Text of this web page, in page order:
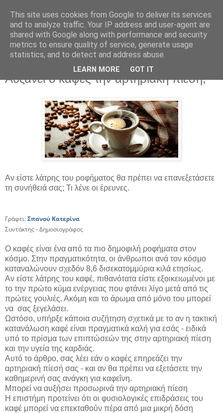
Σάββατο 8 Ιουνίου 2019
Αυξάνει ο καφές την αρτηριακή πίεση;
Αν είστε λάτρης του ροφήματος θα πρέπει να επανεξετάσετε
τη συνήθειά σας; Τι λένε οι έρευνες.
Γράφει:Σπανού Κατερίνα
Συντάκτης - Δημοσιογράφος
Ο καφές είναι ένα από τα πιο δημοφιλή ροφήματα στον
κόσμο. Στην πραγματικότητα, οι άνθρωποι ανά τον κόσμο
καταναλώνουν σχεδόν 8,6 δισεκατομμύρια κιλά ετησίως.
Αν είστε λάτρης του καφέ, πιθανότατα είστε εξοικειωμένοι με
το την πρώτο κύμα ενέργειας που φτάνει λίγο μετά από τις
πρώτες γουλιές. Ακόμη και το άρωμα από μόνο του μπορεί
να σας ξεγελάσει.
Ωστόσο, υπήρξε κάποια συζήτηση σχετικά με το αν η τακτική
κατανάλωση καφέ είναι πραγματικά καλή για εσάς - ειδικά
υπό το πρίσμα των επιπτώσεών της στην αρτηριακή πίεση
και την υγεία της καρδιάς.
Αυτό το άρθρο, σας λέει εάν ο καφές επηρεάζει την
αρτηριακή πίεσή σας - και αν θα πρέπει να εξετάσετε την
καθημερινή σας ανάγκη για καφεΐνη.
Μπορεί να αυξήσει προσωρινά την αρτηριακή πίεση
Η επιστήμη προτείνει ότι οι φυσιολογικές επιδράσεις του
καφέ μπορεί να επεκταθούν πέρα ​​από μια μικρή δόση
This site uses cookies from Google to deliver its services
and to analyze traffic. Your IP address and user-agent are
shared with Google along with performance and security
metrics to ensure quality of service, generate usage
statistics, and to detect and address abuse.
LEARN MORE GOT IT